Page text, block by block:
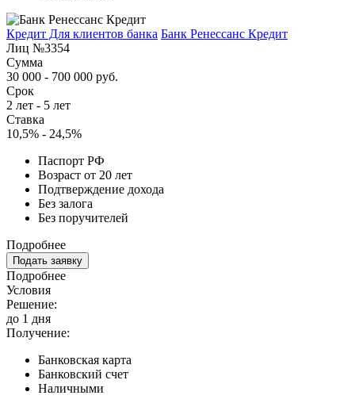
Кредит Для клиентов банка Банк Ренессанс Кредит
Лиц №3354
Сумма
30 000 - 700 000 руб.
Срок
2 лет - 5 лет
Ставка
10,5% - 24,5%
Паспорт РФ
Возраст от 20 лет
Подтверждение дохода
Без залога
Без поручителей
Подробнее
Подать заявку
Подробнее
Условия
Решение:
до 1 дня
Получение:
Банковская карта
Банковский счет
Наличными